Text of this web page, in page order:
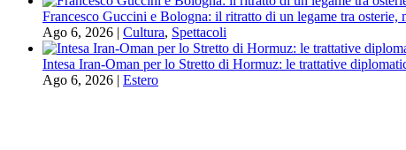
Francesco Guccini e Bologna: il ritratto di un legame tra osterie,
Ago 6, 2026
Cultura, Spettacoli
Intesa Iran-Oman per lo Stretto di Hormuz: le trattative
Ago 6, 2026
Estero